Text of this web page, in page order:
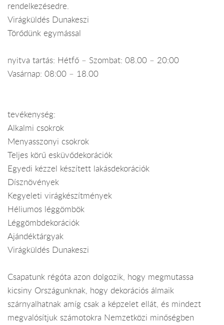
rendelkezésedre.
Virágküldés Dunakeszi
Törődünk egymással
nyitva tartás: Hétfő – Szombat: 08.00 – 20:00
Vasárnap: 08:00 – 18.00
tevékenység:
Alkalmi csokrok
Menyasszonyi csokrok
Teljes körű esküvődekorációk
Egyedi kézzel készített lakásdekorációk
Dísznövények
Kegyeleti virágkészítmények
Héliumos léggömbök
Léggömbdekorációk
Ajándéktárgyak
Virágküldés Dunakeszi
Csapatunk régóta azon dolgozik, hogy megmutassa
kicsiny Országunknak, hogy dekorációs álmaik
szárnyalhatnak amíg csak a képzelet ellát, és mindezt
megvalósítjuk számotokra Nemzetközi minőségben